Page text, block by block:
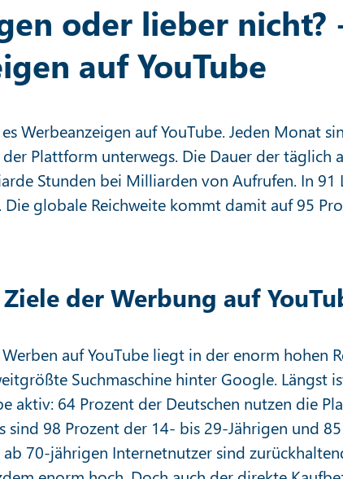
oder lieber nicht?
auf YouTube
Werbeanzeigen auf YouTube. Jeden Monat
Plattform unterwegs. Die Dauer der täglich
Stunden bei Milliarden von Aufrufen. In 91
Die globale Reichweite kommt damit auf 95
Ziele der Werbung auf
auf YouTube liegt in der enorm hohen
Suchmaschine hinter Google. Längst
aktiv: 64 Prozent der Deutschen nutzen die
sind 98 Prozent der 14- bis 29-Jährigen und
70-jährigen Internetnutzer sind